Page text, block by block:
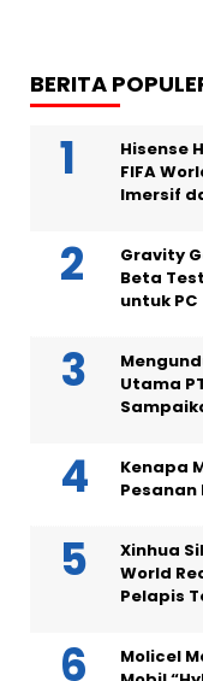
BERITA
Hisense
FIFA
Imersif
Gravity
Beta
untuk PC
Utama
Kenapa
Xinhua
World
Pelapis
Molicel